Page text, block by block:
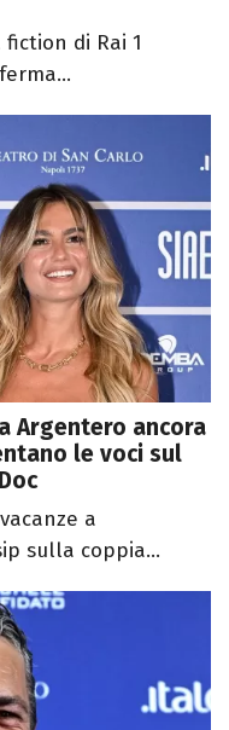
di Rai 1
Argentero ancora
le voci sul
a
sulla coppia...